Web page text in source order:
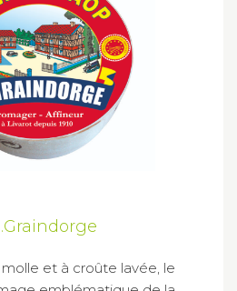
et à croûte lavée, le